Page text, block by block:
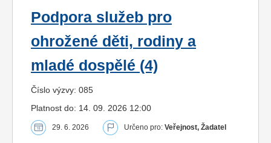
Podpora služeb pro
ohrožené děti, rodiny a
mladé dospělé (4)
Číslo výzvy: 085
Platnost do: 14. 09. 2026 12:00
29. 6. 2026 Určeno pro: Veřejnost, Žadatel